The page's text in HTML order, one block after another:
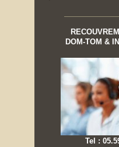
DOM-TOM &
Tel :